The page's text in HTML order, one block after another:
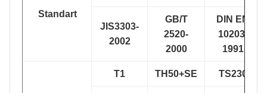
Standart
JIS3303-
2002
GB/T
2520-
2000
DIN EN
10203-
1991
T1 TH50+SE TS230